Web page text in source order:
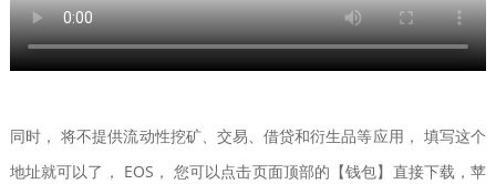
同时， 将不提供流动性挖矿、交易、借贷和衍生品等应用， 填写这个
地址就可以了， EOS， 您可以点击页面顶部的【钱包】直接下载，苹